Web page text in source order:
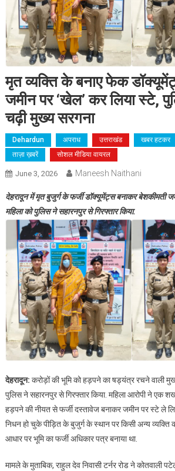
मृत व्यक्ति के बनाए फेक
जमीन पर ‘खेल’ कर लिया स्टे,
चढ़ी मुख्य सरगना
Dehardun अपराध उत्तराखंड खबर हटकर
ताज़ा ख़बरें
सोशल मीडिया वायरल
June 3, 2026 Maneesh Naithani
देहरादून में मृत बुजुर्ग के फर्जी डॉक्यूमेंट्स बनाकर बेशकीमती
महिला को पुलिस ने सहारनपुर से गिरफ्तार किया.
देहरादून: करोड़ों की भूमि को हड़पने का षड्यंत्र रचने वाली
पुलिस ने सहारनपुर से गिरफ्तार किया. महिला आरोपी ने एक
हड़पने की नीयत से फर्जी दस्तावेज बनाकर जमीन पर स्टे ले
निधन हो चुके पीड़ित के बुजुर्ग के स्थान पर किसी अन्य व्यक्ति
आधार पर भूमि का फर्जी अधिकार पत्र बनाया था.
मामले के मुताबिक, राहुल देव निवासी टर्नर रोड ने कोतवाली